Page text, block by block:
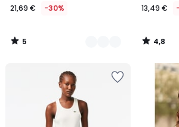
21,69 € -30%
5
/
13,49 €
4,8
/